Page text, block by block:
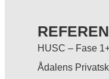
HUSC – Fase
Ådalens